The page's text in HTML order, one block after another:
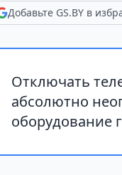
Добавьте GS.BY в
Отключать
абсолютно
оборудование